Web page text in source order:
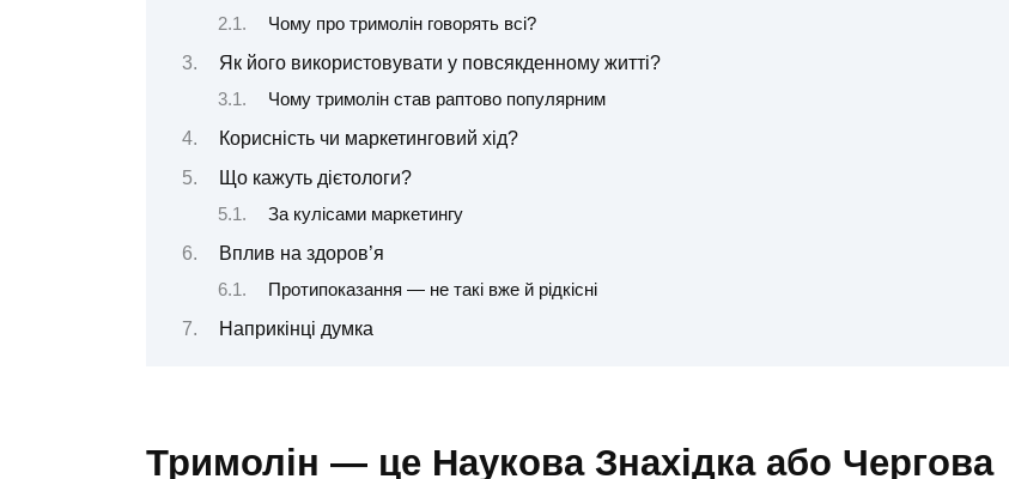
Чому про тримолін говорять всі?
Як його використовувати у повсякденному житті?
Чому тримолін став раптово популярним
Корисність чи маркетинговий хід?
Що кажуть дієтологи?
За кулісами маркетингу
Вплив на здоров’я
Протипоказання — не такі вже й рідкісні
Наприкінці думка
Тримолін — це Наукова Знахідка або Чергова